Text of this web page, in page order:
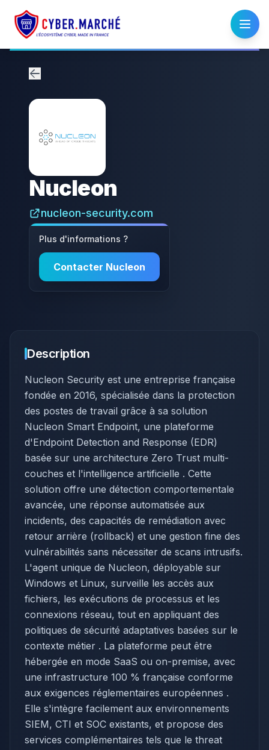
Nucleon
nucleon-security.com
Plus d'informations ?
Contacter Nucleon
Description
Nucleon Security est une entreprise française
fondée en 2016, spécialisée dans la protection
des postes de travail grâce à sa solution
Nucleon Smart Endpoint, une plateforme
d'Endpoint Detection and Response (EDR)
basée sur une architecture Zero Trust multi-
couches et l'intelligence artificielle . Cette
solution offre une détection comportementale
avancée, une réponse automatisée aux
incidents, des capacités de remédiation avec
retour arrière (rollback) et une gestion fine des
vulnérabilités sans nécessiter de scans intrusifs.
L'agent unique de Nucleon, déployable sur
Windows et Linux, surveille les accès aux
fichiers, les exécutions de processus et les
connexions réseau, tout en appliquant des
politiques de sécurité adaptatives basées sur le
contexte métier . La plateforme peut être
hébergée en mode SaaS ou on-premise, avec
une infrastructure 100 % française conforme
aux exigences réglementaires européennes .
Elle s'intègre facilement aux environnements
SIEM, CTI et SOC existants, et propose des
services complémentaires tels que le threat